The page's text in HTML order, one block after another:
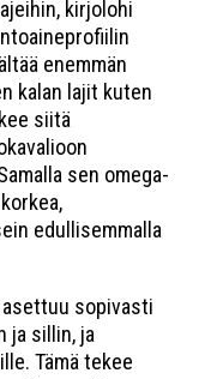
kirjolohi
enemmän
kalan lajit kuten
siitä
sen omega-
edullisemmalla
sopivasti
ja sillin, ja
Tämä tekee